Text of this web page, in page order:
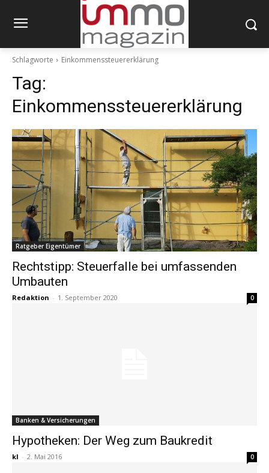
Schlagworte Einkommenssteuererklärung
Tag:
Einkommenssteuererklärung
Ratgeber Eigentümer
Rechtstipp: Steuerfalle bei umfassenden
Umbauten
Redaktion - 1. September 2020 0
Banken & Versicherungen
Hypotheken: Der Weg zum Baukredit
kl - 2. Mai 2016 0